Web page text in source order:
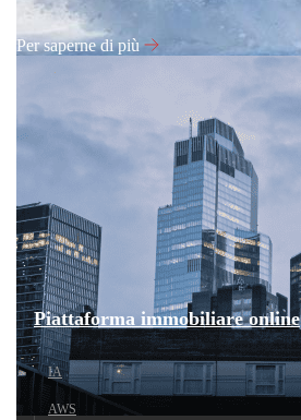
Per saperne di più
Piattaforma immobiliare online
IA
AWS